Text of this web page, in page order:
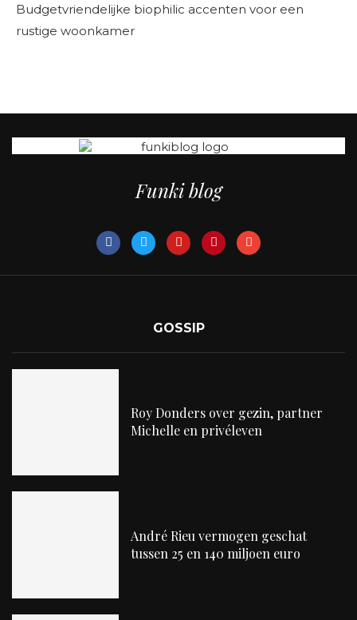
Budgetvriendelijke biophilic accenten voor een
rustige woonkamer
Funki blog
GOSSIP
Roy Donders over gezin, partner
Michelle en privéleven
André Rieu vermogen geschat
tussen 25 en 140 miljoen euro